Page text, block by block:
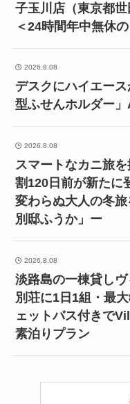
子玉川店（東京都世
＜24時間年中無休
2026.8.08
デスクにハイエー
型ふせんホルダー
2026.8.08
スマートなカニ旅
割120日前が新たに
変わらぬ大人の冬
別邸ふうか」ー
2026.8.08
淡路島の一棟貸し
別荘に1日1組・最
ェットバス付きで
素泊りプラン